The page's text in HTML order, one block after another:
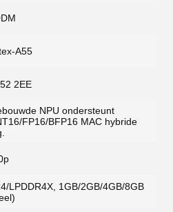
A55
2EE
NPU ondersteunt
FP16/BFP16 MAC hybride
LPDDR4X, 1GB/2GB/4GB/8GB